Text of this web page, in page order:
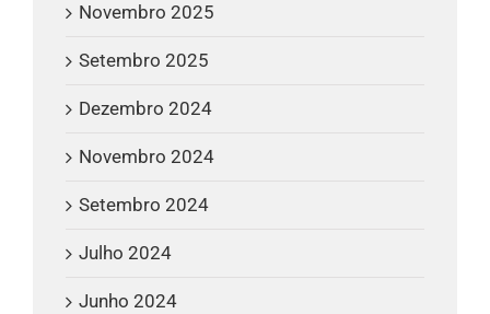
Novembro 2025
Setembro 2025
Dezembro 2024
Novembro 2024
Setembro 2024
Julho 2024
Junho 2024